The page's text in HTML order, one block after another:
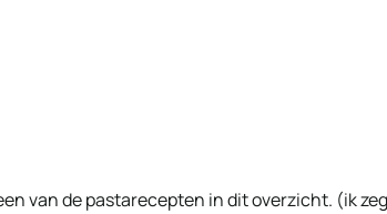
van de pastarecepten in dit overzicht. (ik